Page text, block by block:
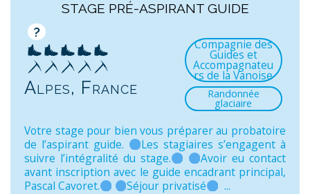
STAGE PRÉ-ASPIRANT GUIDE
?
Alpes, France
Compagnie des
Guides et
Accompagnateu
rs de la Vanoise
Randonnée
glaciaire
Votre stage pour bien vous préparer au probatoire
de l’aspirant guide.
Les stagiaires s’engagent à
suivre l’intégralité du stage.
Avoir eu contact
avant inscription avec le guide encadrant principal,
Pascal Cavoret.
Séjour privatisé ...